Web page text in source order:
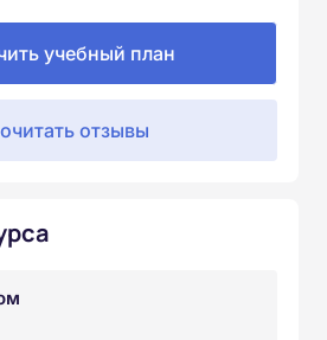
учебный план
отзывы